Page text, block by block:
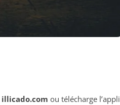
illicado.com ou télécharge l’appli